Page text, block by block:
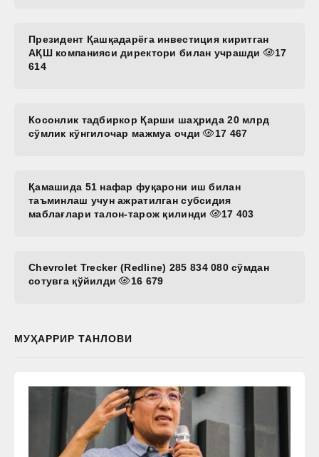
Президент Қашқадарёга инвестиция киритган
АҚШ компанияси директори билан учрашди
17
614
Косонлик тадбиркор Қарши шаҳрида 20 млрд
сўмлик кўнгилочар мажмуа очди
17 467
Қамашида 51 нафар фуқарони иш билан
таъминлаш учун ажратилган субсидия
маблағлари талон-тарож қилинди
17 403
Chevrolet Trecker (Redline) 285 834 080 сўмдан
сотувга қўйилди
16 679
МУҲАРРИР ТАНЛОВИ